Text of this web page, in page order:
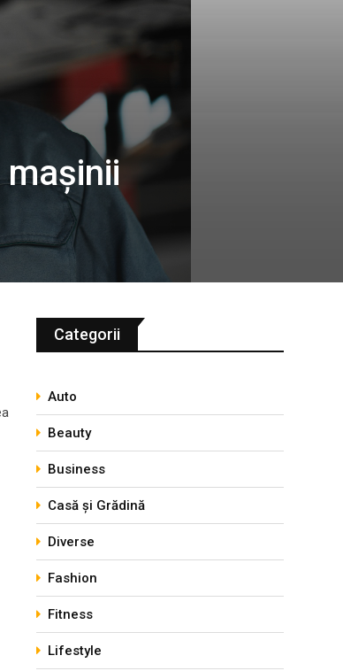
Categorii
Auto
Beauty
Business
Casă și Grădină
Diverse
Fashion
Fitness
Lifestyle